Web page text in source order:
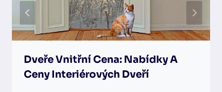
Dveře Vnitřní Cena: Nabídky A
Ceny Interiérových Dveří